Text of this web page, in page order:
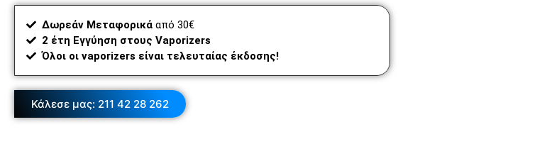
Δωρεάν Μεταφορικάαπό 30€
2 έτη Εγγύηση στους Vaporizers
Όλοι οι vaporizers είναι τελευταίας έκδοσης!
Κάλεσε μας: 211 42 28 262